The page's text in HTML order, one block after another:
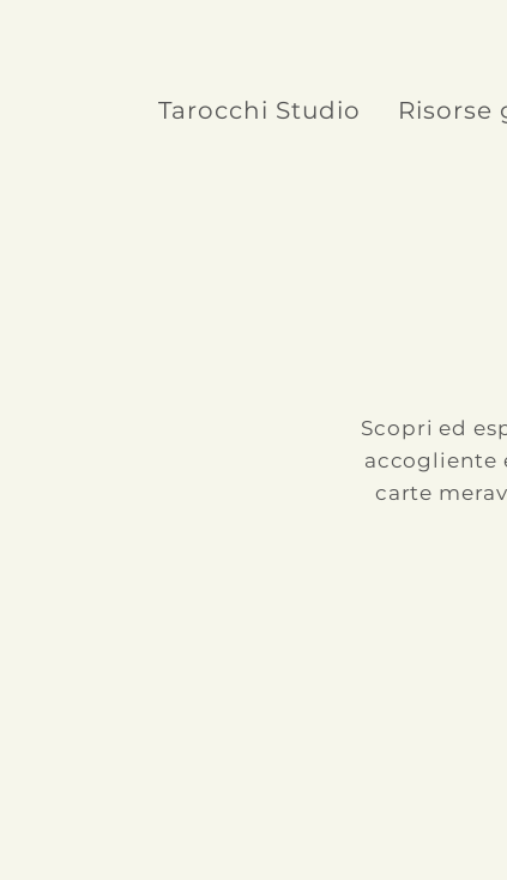
Tarocchi Studio Risorse
Scopri ed
accogliente
carte